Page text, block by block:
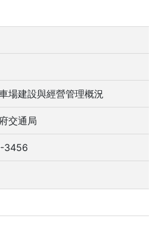
場建設與經營管理概況
交通局
3456